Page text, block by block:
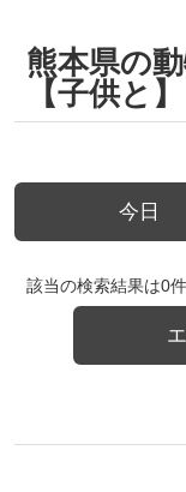
熊本県の
【子供と】
今日
該当の検索結果は0